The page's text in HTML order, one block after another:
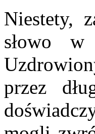
Niestety,
słowo w
przez